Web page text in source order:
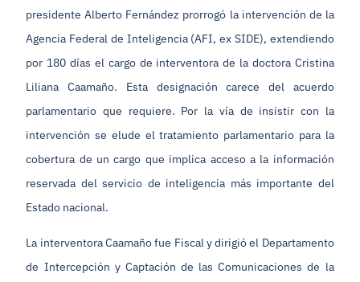
presidente Alberto Fernández prorrogó la intervención de la
Agencia Federal de Inteligencia (AFI, ex SIDE), extendiendo
por 180 días el cargo de interventora de la doctora Cristina
Liliana Caamaño. Esta designación carece del acuerdo
parlamentario que requiere. Por la vía de insistir con la
intervención se elude el tratamiento parlamentario para la
cobertura de un cargo que implica acceso a la información
reservada del servicio de inteligencia más importante del
Estado nacional.
La interventora Caamaño fue Fiscal y dirigió el Departamento
de Intercepción y Captación de las Comunicaciones de la